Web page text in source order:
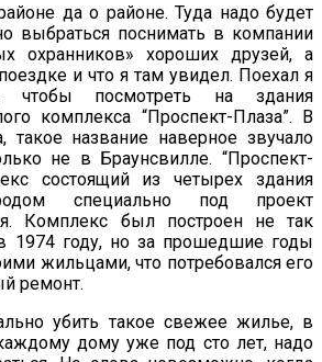
да о районе. Туда надо будет
выбраться поснимать в компании
охранников» хороших друзей, а
и что я там увидел. Поехал я
чтобы посмотреть на здания
комплекса “Проспект-Плаза”. В
такое название наверное звучало
не в Браунсвилле. “Проспект-
состоящий из четырех здания
специально под проект
Комплекс был построен не так
1974 году, но за прошедшие годы
жильцами, что потребовался его
ремонт.
убить такое свежее жилье, в
дому уже под сто лет, надо